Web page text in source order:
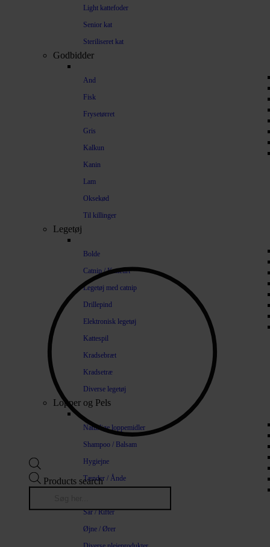
Light kattefoder
Senior kat
Steriliseret kat
Godbidder
And
Fisk
Frysetørret
Gris
Kalkun
Kanin
Lam
Oksekød
Til killinger
Legetøj
Bolde
Catnip / Katteurt
Legetøj med catnip
Drillepind
Elektronisk legetøj
Kattespil
Kradsebræt
Kradsetræ
Diverse legetøj
Lopper og Pels
Naturlige loppemidler
Shampoo / Balsam
Hygiejne
Tænder / Ånde
Sår / Rifter
Øjne / Ører
Products search